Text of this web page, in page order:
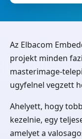
Az Elbacom
projekt minden
masterimage-
ugyfelnel vegzett
Ahelyett, hogy
kezelnie, egy
amelyet a